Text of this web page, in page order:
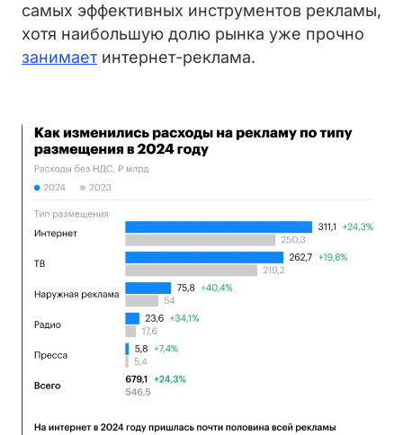
самых эффективных инструментов рекламы,
хотя наибольшую долю рынка уже прочно
занимаетинтернет-реклама.